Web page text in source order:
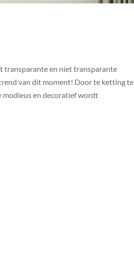
transparante en niet transparante
van dit moment! Door te ketting te
modieus en decoratief wordt